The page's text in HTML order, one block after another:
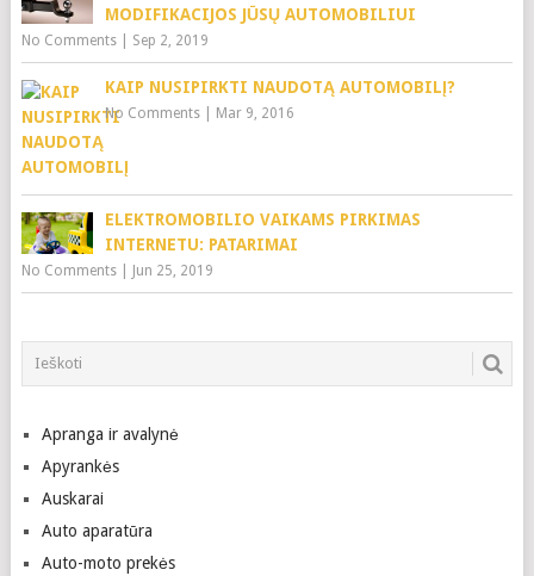
MODIFIKACIJOS JŪSŲ AUTOMOBILIUI
No Comments| Sep 2, 2019
KAIP NUSIPIRKTI NAUDOTĄ AUTOMOBILĮ?
No Comments| Mar 9, 2016
ELEKTROMOBILIO VAIKAMS PIRKIMAS
INTERNETU: PATARIMAI
No Comments| Jun 25, 2019
Apranga ir avalynė
Apyrankės
Auskarai
Auto aparatūra
Auto-moto prekės